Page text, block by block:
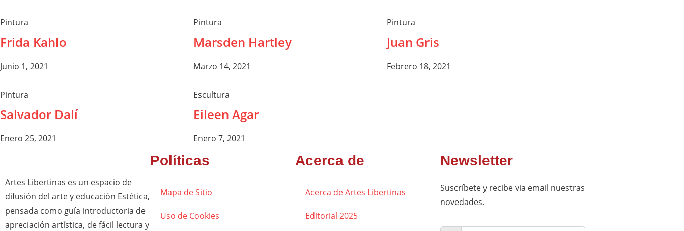
Pintura
Frida Kahlo
Junio 1, 2021
Pintura
Marsden Hartley
Marzo 14, 2021
Pintura
Juan Gris
Febrero 18, 2021
Pintura
Salvador Dalí
Enero 25, 2021
Escultura
Eileen Agar
Enero 7, 2021
Artes Libertinas es un espacio de
difusión del arte y educación Estética,
pensada como guía introductoria de
apreciación artística, de fácil lectura y
Políticas
Mapa de Sitio
Uso de Cookies
Acerca de
Acerca de Artes Libertinas
Editorial 2025
Newsletter
Suscríbete y recibe via email nuestras
novedades.